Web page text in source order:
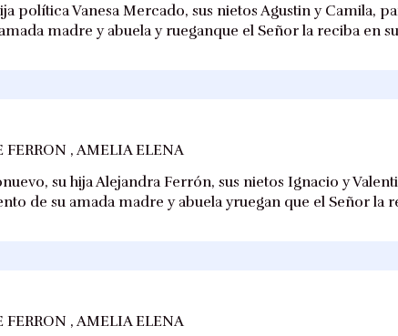
política Vanesa Mercado, sus nietos Agustin y Camila,
madre y abuela y rueganque el Señor la reciba en
, AMELIA ELENA
su hija Alejandra Ferrón, sus nietos Ignacio y
de su amada madre y abuela yruegan que el Señor la
, AMELIA ELENA